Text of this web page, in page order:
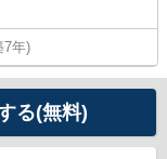
7年)
る(無料)